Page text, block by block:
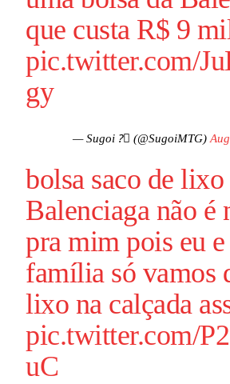
que custa R$ 9
pic.twitter.com/
gy
— Sugoi ?️‍⚧️ (@SugoiMTG)
bolsa saco de lixo
Balenciaga não é
pra mim pois eu
família só vamos
lixo na calçada
pic.twitter.com/
uC